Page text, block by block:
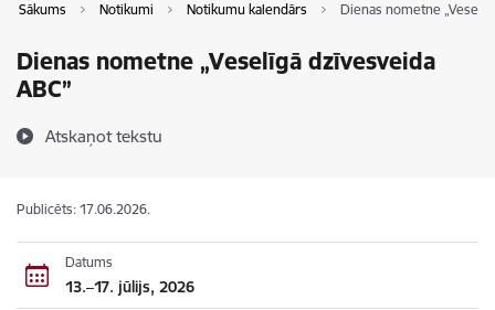
Sākums Notikumi Notikumu kalendārs Dienas nometne
Dienas nometne „Veselīgā dzīvesveida
ABC”
Atskaņot tekstu
Publicēts: 17.06.2026.
Datums
13.–17. jūlijs, 2026